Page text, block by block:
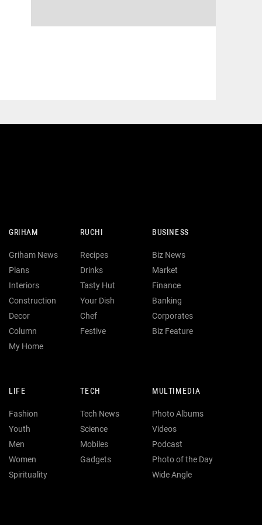
GRIHAM
Griham News
Plans
Interiors
Construction
Decor
Column
My Home
RUCHI
Recipes
Drinks
Tasty Hut
Your Dish
Chef
Festive
BUSINESS
Biz News
Market
Finance
Banking
Corporates
Biz Feature
LIFE
Fashion
Youth
Men
Women
Spirituality
TECH
Tech News
Science
Mobiles
Gadgets
MULTIMEDIA
Photo Albums
Videos
Podcast
Photo of the Day
Wide Angle